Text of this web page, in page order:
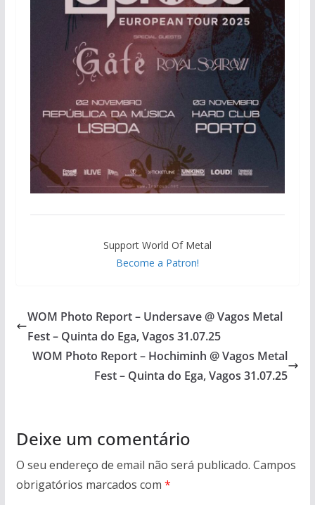
Support World Of Metal
Become a Patron!
WOM Photo Report – Undersave @ Vagos Metal
Fest – Quinta do Ega, Vagos 31.07.25
WOM Photo Report – Hochiminh @ Vagos Metal
Fest – Quinta do Ega, Vagos 31.07.25
Deixe um comentário
O seu endereço de email não será publicado. Campos
obrigatórios marcados com *